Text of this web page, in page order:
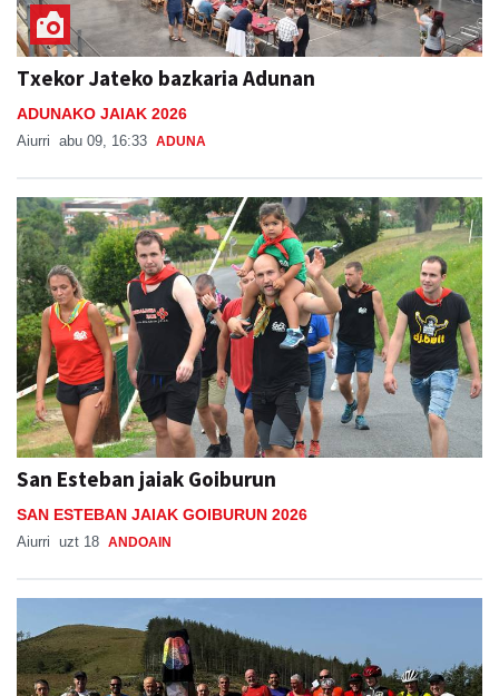
Txekor Jateko bazkaria Adunan
ADUNAKO JAIAK 2026
Aiurri abu 09, 16:33 ADUNA
San Esteban jaiak Goiburun
SAN ESTEBAN JAIAK GOIBURUN 2026
Aiurri uzt 18 ANDOAIN